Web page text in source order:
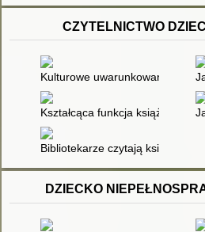
CZYTELNICTWO
Kulturowe uwarunkowania
Kształcąca funkcja książki : na
Bibliotekarze czytają książki.
DZIECKO